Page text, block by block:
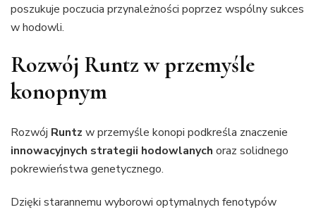
poszukuje poczucia przynależności poprzez wspólny sukces
w hodowli.
Rozwój Runtz w przemyśle
konopnym
Rozwój Runtz w przemyśle konopi podkreśla znaczenie
innowacyjnych strategii hodowlanych oraz solidnego
pokrewieństwa genetycznego.
Dzięki starannemu wyborowi optymalnych fenotypów